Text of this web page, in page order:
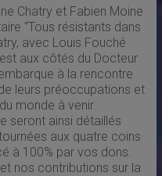
Chatry et Fabien Moine
“Tous résistants dans
avec Louis Fouché
aux côtés du Docteur
à la rencontre
leurs préoccupations et
monde à venir.
seront ainsi détaillés
aux quatre coins
à 100% par vos dons.
nos contributions sur la